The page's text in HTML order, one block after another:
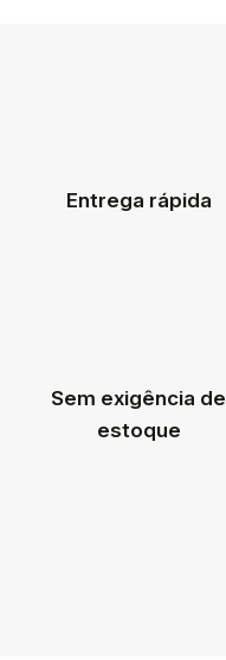
Entrega rápida
Sem exigência de
estoque